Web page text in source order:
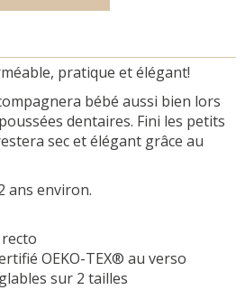
pratique et élégant!
bébé aussi bien lors
dentaires. Fini les petits
sec et élégant grâce au
ans environ.
OEKO-TEX® au verso
sur 2 tailles